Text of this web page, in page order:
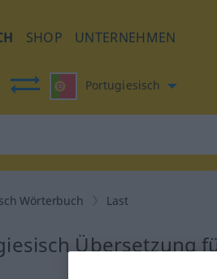
SHOP UNTERNEHMEN
Portugiesisch
Wörterbuch Last
Übersetzung